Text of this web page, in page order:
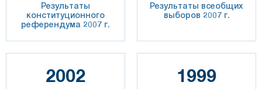
Результаты
конституционного
референдума 2007 г.
Результаты всеобщих
выборов 2007 г.
2002 1999